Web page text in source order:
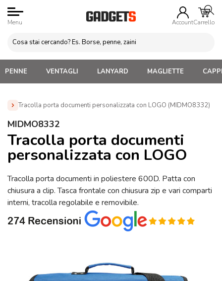
Menu AccountCarrello
PENNE VENTAGLI LANYARD MAGLIETTE
Tracolla porta documenti personalizzata con LOGO (MIDMO8332)
Home » Borse Porta Laptop e Documenti
con LOGO (MIDMO8332)
MIDMO8332
Tracolla porta documenti
personalizzata con LOGO
Tracolla porta documenti in poliestere 600D. Patta con
chiusura a clip. Tasca frontale con chiusura zip e vari comparti
interni, tracolla regolabile e removibile.